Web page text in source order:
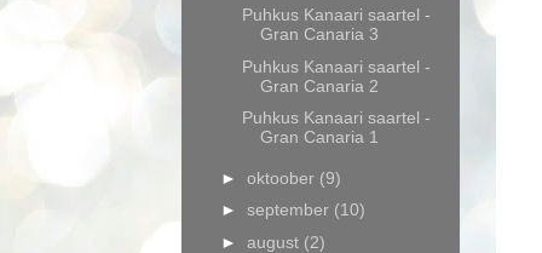
Puhkus Kanaari saartel -
Gran Canaria 3
Puhkus Kanaari saartel -
Gran Canaria 2
Puhkus Kanaari saartel -
Gran Canaria 1
► oktoober (9)
► september (10)
► august (2)